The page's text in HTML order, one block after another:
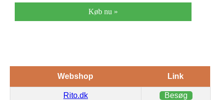
Køb nu »
Webshop Link
Rito.dk Besøg